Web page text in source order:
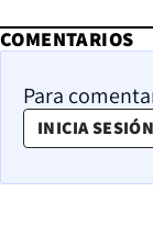
COMENTARIOS
Para
INICIA SESIÓN